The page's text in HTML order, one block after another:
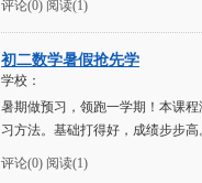
评论(0) 阅读(1)
初二数学暑假抢先学
学校：
暑期做预习，领跑一学期！本课
习方法。基础打得好，成绩步步
评论(0) 阅读(1)